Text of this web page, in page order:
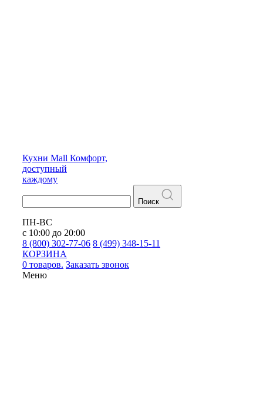
Кухни Mall Комфорт,
доступный
каждому
Поиск
ПН-ВС
с 10:00 до 20:00
8 (800) 302-77-06 8 (499) 348-15-11
КОРЗИНА
0 товаров. Заказать звонок
Меню